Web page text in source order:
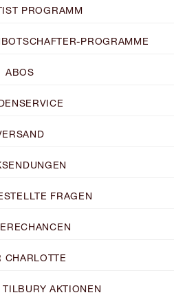
PROGRAMM
PROGRAMME
ABOS
FRAGEN
CHARLOTTE
AKTIONEN